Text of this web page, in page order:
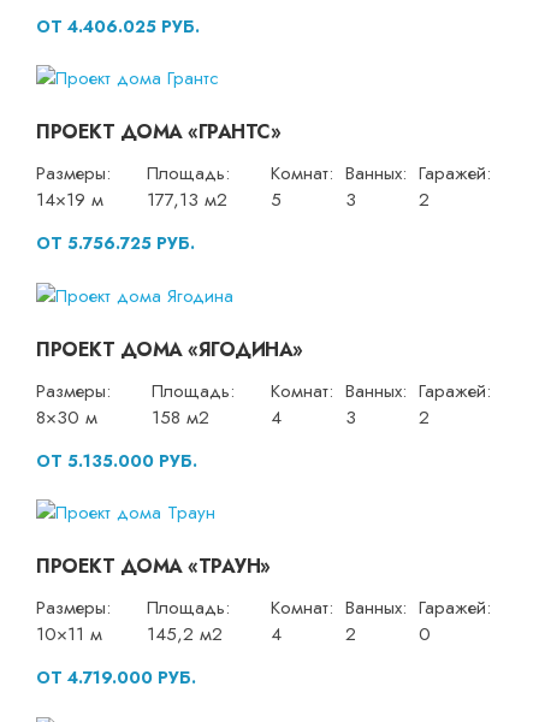
ОТ 4.406.025 РУБ.
ПРОЕКТ ДОМА «ГРАНТС»
Размеры:
14×19 м
Площадь:
177,13 м2
Комнат:
5
Ванных:
3
Гаражей:
2
ОТ 5.756.725 РУБ.
ПРОЕКТ ДОМА «ЯГОДИНА»
Размеры:
8×30 м
Площадь:
158 м2
Комнат:
4
Ванных:
3
Гаражей:
2
ОТ 5.135.000 РУБ.
ПРОЕКТ ДОМА «ТРАУН»
Размеры:
10×11 м
Площадь:
145,2 м2
Комнат:
4
Ванных:
2
Гаражей:
0
ОТ 4.719.000 РУБ.